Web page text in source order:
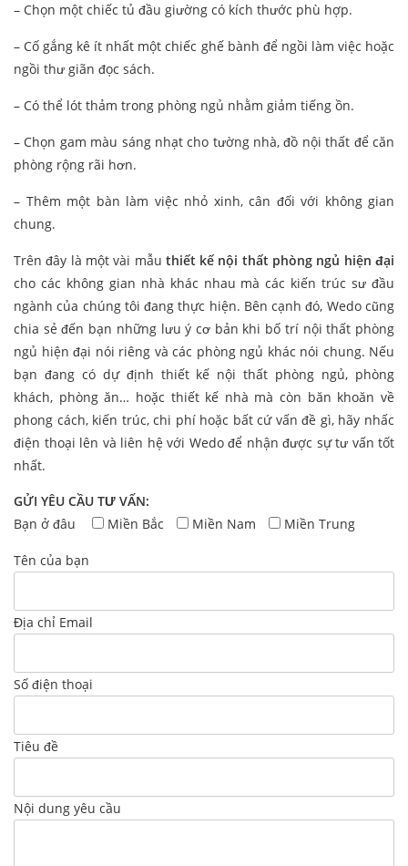
– Chọn một chiếc tủ đầu giường có kích thước phù hợp.
– Cố gắng kê ít nhất một chiếc ghế bành để ngồi làm việc hoặc
ngồi thư giãn đọc sách.
– Có thể lót thảm trong phòng ngủ nhằm giảm tiếng ồn.
– Chọn gam màu sáng nhạt cho tường nhà, đồ nội thất để căn
phòng rộng rãi hơn.
– Thêm một bàn làm việc nhỏ xinh, cân đối với không gian
chung.
Trên đây là một vài mẫu thiết kế nội thất phòng ngủ hiện đại
cho các không gian nhà khác nhau mà các kiến trúc sư đầu
ngành của chúng tôi đang thực hiện. Bên cạnh đó, Wedo cũng
chia sẻ đến bạn những lưu ý cơ bản khi bố trí nội thất phòng
ngủ hiện đại nói riêng và các phòng ngủ khác nói chung. Nếu
bạn đang có dự định thiết kế nội thất phòng ngủ, phòng
khách, phòng ăn… hoặc thiết kế nhà mà còn băn khoăn về
phong cách, kiến trúc, chi phí hoặc bất cứ vấn đề gì, hãy nhấc
điện thoại lên và liên hệ với Wedo để nhận được sự tư vấn tốt
nhất.
GỬI YÊU CẦU TƯ VẤN:
Bạn ở đâu
Miền Bắc Miền Nam Miền Trung
Tên của bạn
Địa chỉ Email
Số điện thoại
Tiêu đề
Nội dung yêu cầu